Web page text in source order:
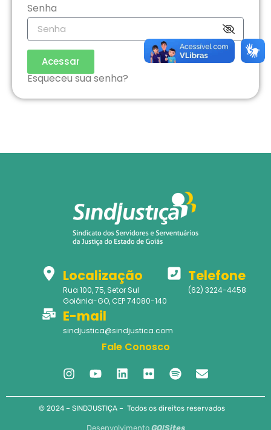
Senha
Acessar
Esqueceu sua senha?
Localização
Rua 100, 75, Setor Sul
Goiânia-GO, CEP 74080-140
Telefone
(62) 3224-4458
E-mail
sindjustica@sindjustica.com
Fale Conosco
© 2024 – SINDJUSTIÇA – Todos os direitos reservados
Desenvolvimento GO!Sites